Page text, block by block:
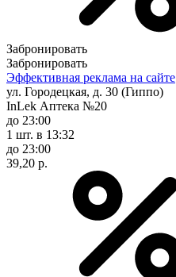
Забронировать
Забронировать
Эффективная реклама на сайте
ул. Городецкая, д. 30 (Гиппо)
InLek Аптека №20
до 23:00
1 шт. в 13:32
до 23:00
39,20 р.